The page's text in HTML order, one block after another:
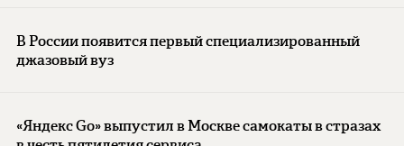
В России появится первый специализированный
джазовый вуз
«Яндекс Go» выпустил в Москве самокаты в стразах